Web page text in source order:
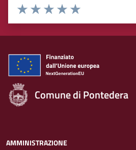
Rating:
Valuta 5 stelle su 5
Valuta 4 stelle su 5
Valuta 3 stelle su 5
Valuta 2 stelle su 5
Valuta 1 stelle su 5
Comune di Pontedera
AMMINISTRAZIONE